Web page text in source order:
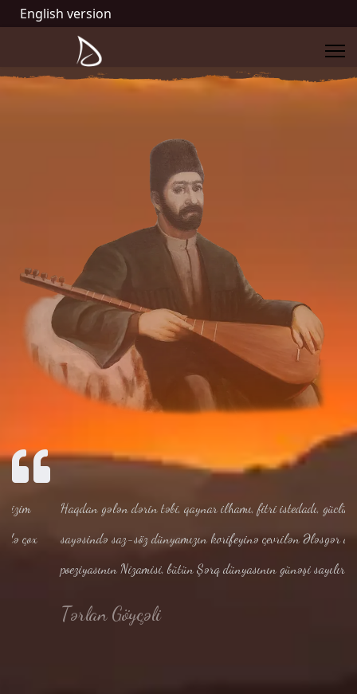
English version
Haqdan gələn dərin təbi, qaynar ilhamı, fitri istedadı, güclü hafizəsi
sayəsində saz-söz dünyamızın korifeyinə çevrilən Ələsgər aşıq
poeziyasının Nizamisi, bütün Şərq dünyasının günəşi sayılır
Tərlan Göyçəli